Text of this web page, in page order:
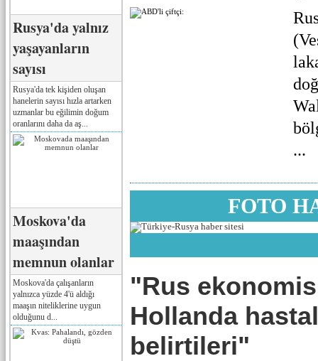
Rusya'da yalnız
yaşayanların
sayısı
Rusya'da tek kişiden oluşan
hanelerin sayısı hızla artarken
uzmanlar bu eğilimin doğum
oranlarını daha da aş...
Moskova'da
maaşından
memnun olanlar
Moskova'da çalışanların
yalnızca yüzde 4'ü aldığı
maaşın niteliklerine uygun
olduğunu d...
...
FOTO
"Rus
Hollanda
belirtileri"